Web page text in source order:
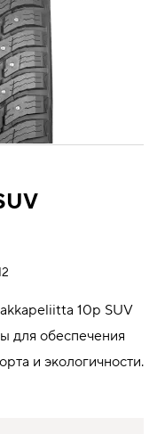
10p SUV
для обеспечения
и экологичности.